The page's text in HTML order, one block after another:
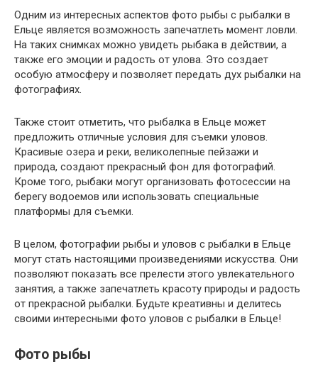
Одним из интересных аспектов фото рыбы с рыбалки в
Ельце является возможность запечатлеть момент ловли.
На таких снимках можно увидеть рыбака в действии, а
также его эмоции и радость от улова. Это создает
особую атмосферу и позволяет передать дух рыбалки на
фотографиях.
Также стоит отметить, что рыбалка в Ельце может
предложить отличные условия для съемки уловов.
Красивые озера и реки, великолепные пейзажи и
природа, создают прекрасный фон для фотографий.
Кроме того, рыбаки могут организовать фотосессии на
берегу водоемов или использовать специальные
платформы для съемки.
В целом, фотографии рыбы и уловов с рыбалки в Ельце
могут стать настоящими произведениями искусства. Они
позволяют показать все прелести этого увлекательного
занятия, а также запечатлеть красоту природы и радость
от прекрасной рыбалки. Будьте креативны и делитесь
своими интересными фото уловов с рыбалки в Ельце!
Фото рыбы